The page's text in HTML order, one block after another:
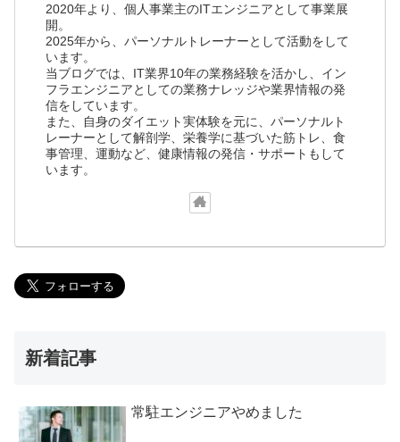
2020年より、個人事業主のITエンジニアとして事業展
開。
2025年から、パーソナルトレーナーとして活動をして
います。
当ブログでは、IT業界10年の業務経験を活かし、イン
フラエンジニアとしての業務ナレッジや業界情報の発
信をしています。
また、自身のダイエット実体験を元に、パーソナルト
レーナーとして解剖学、栄養学に基づいた筋トレ、食
事管理、運動など、健康情報の発信・サポートもして
います。
新着記事
常駐エンジニアやめました